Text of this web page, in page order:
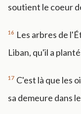
soutient le coeur
16 Les arbres de
Liban, qu'il a
17 C'est là que les
sa demeure dans